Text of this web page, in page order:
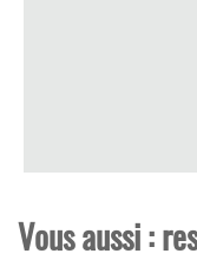
Vous aussi :